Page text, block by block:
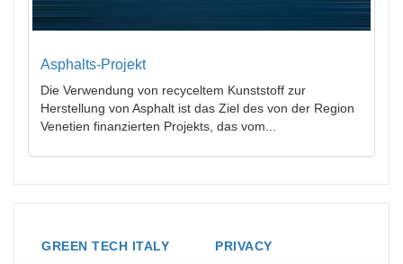
Asphalts-Projekt
Die Verwendung von recyceltem Kunststoff zur
Herstellung von Asphalt ist das Ziel des von der Region
Venetien finanzierten Projekts, das vom...
GREEN TECH ITALY PRIVACY